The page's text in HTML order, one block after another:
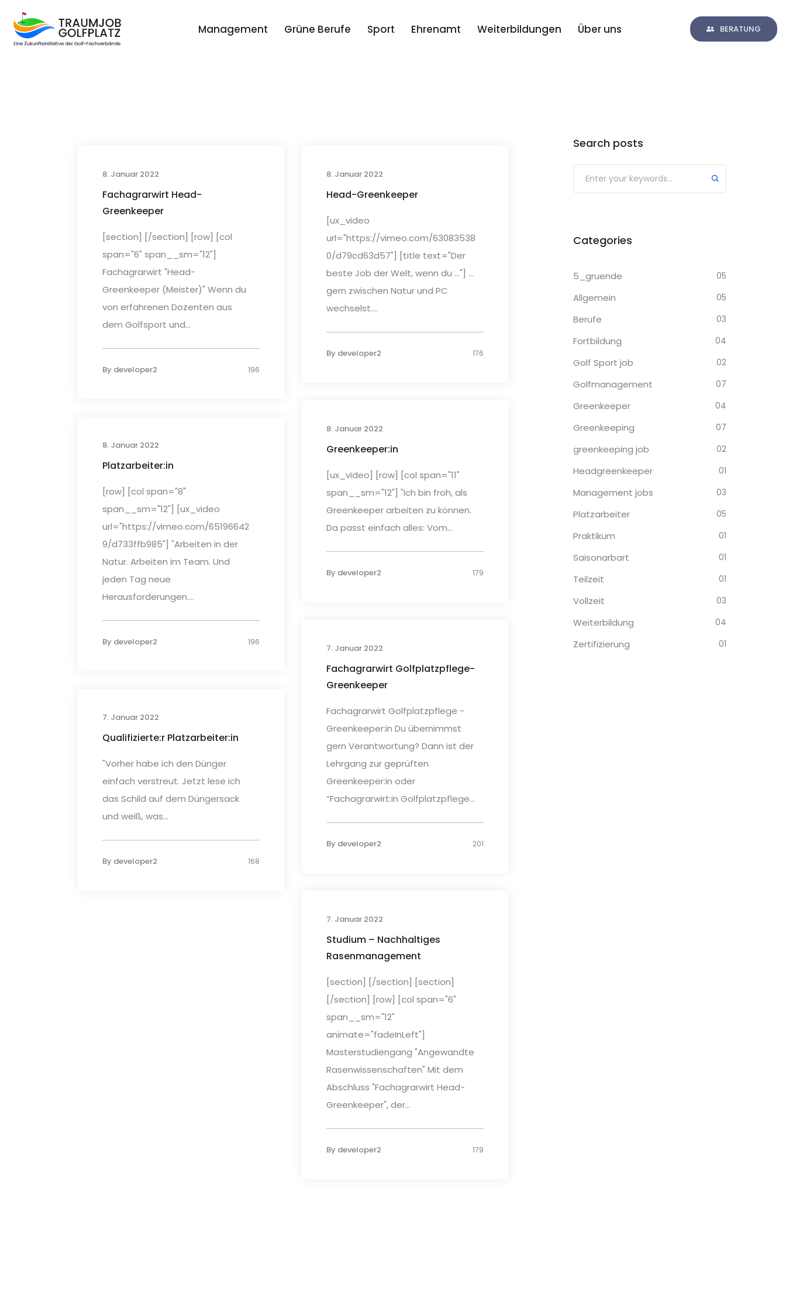
Management Grüne Berufe Sport Ehrenamt Weiterbildungen Über uns BERATUNG
8. Januar 2022
Fachagrarwirt Head-
Greenkeeper
[section] [/section] [row] [col
span="6" span__sm="12"]
Fachagrarwirt "Head-
Greenkeeper (Meister)" Wenn du
von erfahrenen Dozenten aus
dem Golfsport und...
By developer2 196
8. Januar 2022
Head-Greenkeeper
[ux_video
url="https://vimeo.com/63083538
0/d79cd63d57"] [title text="Der
beste Job der Welt, wenn du ..."] ...
gern zwischen Natur und PC
wechselst....
By developer2 176
8. Januar 2022
Greenkeeper:in
[ux_video] [row] [col span="11"
span__sm="12"] "Ich bin froh, als
Greenkeeper arbeiten zu können.
Da passt einfach alles: Vom...
By developer2 179
8. Januar 2022
Platzarbeiter:in
[row] [col span="8"
span__sm="12"] [ux_video
url="https://vimeo.com/65196642
9/d733ffb985"] "Arbeiten in der
Natur. Arbeiten im Team. Und
jeden Tag neue
Herausforderungen....
By developer2 196
7. Januar 2022
Fachagrarwirt Golfplatzpflege-
Greenkeeper
Fachagrarwirt Golfplatzpflege -
Greenkeeper:in Du übernimmst
gern Verantwortung? Dann ist der
Lehrgang zur geprüften
Greenkeeper:in oder
“Fachagrarwirt:in Golfplatzpflege...
By developer2 201
7. Januar 2022
Qualifizierte:r Platzarbeiter:in
"Vorher habe ich den Dünger
einfach verstreut. Jetzt lese ich
das Schild auf dem Düngersack
und weiß, was...
By developer2 168
7. Januar 2022
Studium – Nachhaltiges
Rasenmanagement
[section] [/section] [section]
[/section] [row] [col span="6"
span__sm="12"
animate="fadeInLeft"]
Masterstudiengang "Angewandte
Rasenwissenschaften" Mit dem
Abschluss "Fachagrarwirt Head-
Greenkeeper", der...
By developer2 179
Search posts
Categories
5_gruende 05
Allgemein 05
Berufe 03
Fortbildung 04
Golf Sport job 02
Golfmanagement 07
Greenkeeper 04
Greenkeeping 07
greenkeeping job 02
Headgreenkeeper 01
Management jobs 03
Platzarbeiter 05
Praktikum 01
Saisonarbart 01
Teilzeit 01
Vollzeit 03
Weiterbildung 04
Zertifizierung 01